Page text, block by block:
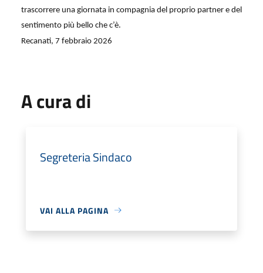
trascorrere una giornata in compagnia del proprio partner e del
sentimento più bello che c’è.
Recanati, 7 febbraio 2026
A cura di
Segreteria Sindaco
VAI ALLA PAGINA